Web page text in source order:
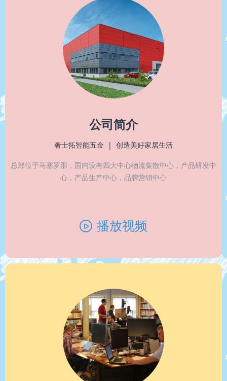
ꄤ 播放视频
公司简介
奢士拓智能五金 | 创造美好家居生活
总部位于马塞罗那， 国内设有四大中心物流集散中心， 产品研发中
心， 产品生产中心， 品牌营销中心